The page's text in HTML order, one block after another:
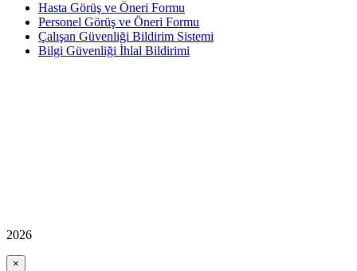
Hasta Görüş ve Öneri Formu
Personel Görüş ve Öneri Formu
Çalışan Güvenliği Bildirim Sistemi
Bilgi Güvenliği İhlal Bildirimi
2026
×